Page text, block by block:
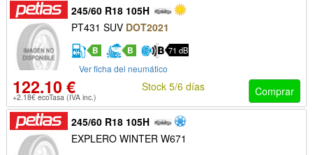
245/60 R18 105H
PT431 SUV DOT2021
B B 71 dB
Ver ficha del neumático
122.10 €
+2.18€ ecoTasa (IVA inc.) Comprar
Stock 5/6 días
245/60 R18 105H
EXPLERO WINTER W671